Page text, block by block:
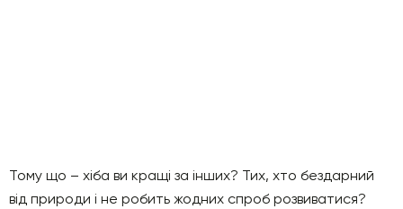
Тому що – хіба ви кращі за інших? Тих, хто бездарний
від природи і не робить жодних спроб розвиватися?